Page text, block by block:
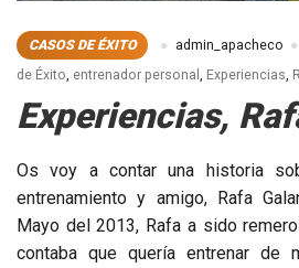
CASOS DE ÉXITO admin_apacheco
de Éxito, entrenador personal , Experiencias,
Experiencias,
Os voy a contar una historia
entrenamiento y amigo, Rafa
Mayo del 2013, Rafa a sido
contaba que quería entrenar de